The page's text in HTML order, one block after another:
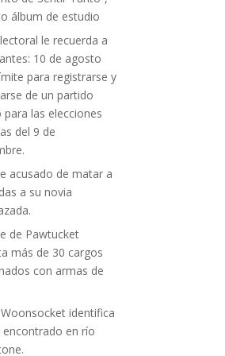
álbum de estudio
le recuerda a
10 de agosto
para registrarse y
de un partido
para las elecciones
del 9 de
acusado de matar a
a su novia
de Pawtucket
más de 30 cargos
con armas de
identifica
encontrado en río